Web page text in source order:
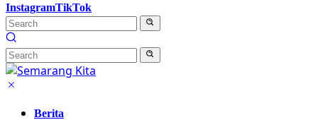
InstagramTikTok
Berita